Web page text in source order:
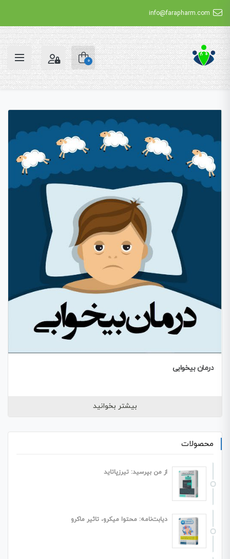
info@farapharm.com
0
درمان بیخوابی
بیشتر بخوانید
محصولات
از من بپرسید: تیرزپاتاید
دیابت‌نامه: محتوا میکرو، تاثیر ماکرو